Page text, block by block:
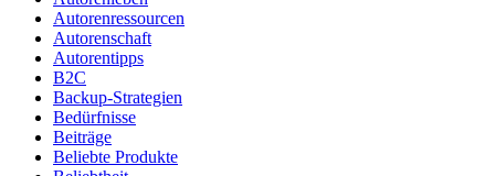
Autorenressourcen
Autorenschaft
Autorentipps
B2C
Backup-Strategien
Bedürfnisse
Beiträge
Beliebte Produkte